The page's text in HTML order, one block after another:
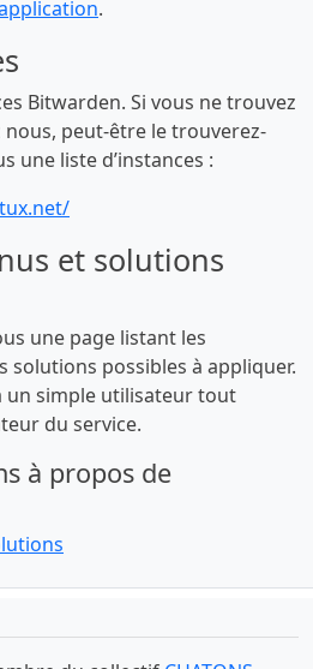
.
Bitwarden. Si vous ne trouvez
peut-être le trouverez-
une liste d’instances :
et solutions
une page listant les
solutions possibles à appliquer.
un simple utilisateur tout
du service.
à propos de